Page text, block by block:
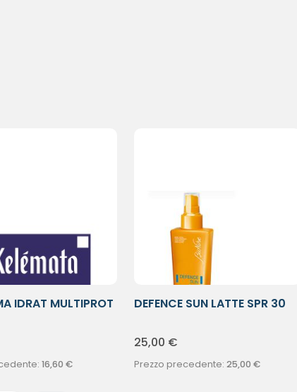
IDRAT MULTIPROT
16,60 €
DEFENCE SUN LATTE SPR 30
25,00 €
Prezzo precedente: 25,00 €